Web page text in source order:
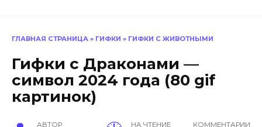
ГЛАВНАЯ СТРАНИЦА » ГИФКИ » ГИФКИ С ЖИВОТНЫМИ
Гифки с Драконами —
символ 2024 года (80 gif
картинок)
АВТОР НА ЧТЕНИЕ КОММЕНТАРИИ